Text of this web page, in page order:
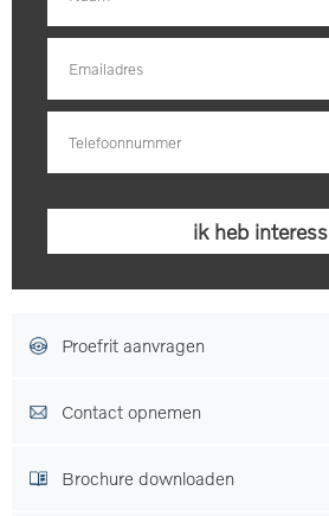
Proefrit aanvragen
Contact opnemen
Brochure downloaden